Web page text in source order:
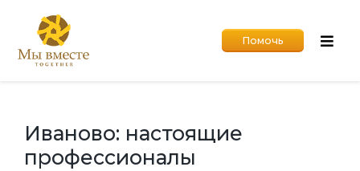
Помочь
Иваново: настоящие
профессионалы